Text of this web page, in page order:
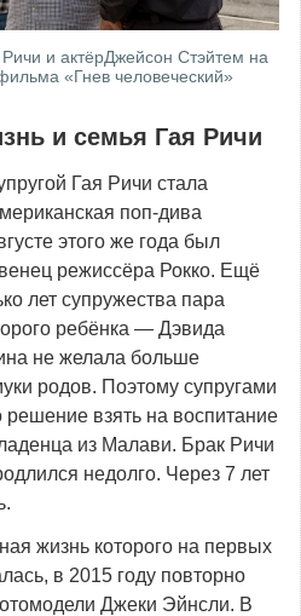
и актёрДжейсон Стэйтем на
«Гнев человеческий»
и семья Гая Ричи
Гая Ричи стала
поп-дива
этого же года был
режиссёра Рокко. Ещё
лет супружества пара
ребёнка — Дэвида
не желала больше
родов. Поэтому супругами
взять на воспитание
из Малави. Брак Ричи
недолго. Через 7 лет
жизнь которого на первых
в 2015 году повторно
Джеки Эйнсли. В